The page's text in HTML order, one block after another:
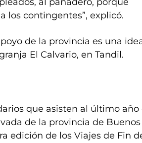
los contingentes”, explicó.
de la provincia es una
El Calvario, en Tandil.
que asisten al último año
de la provincia de Buenos
edición de los Viajes de Fin